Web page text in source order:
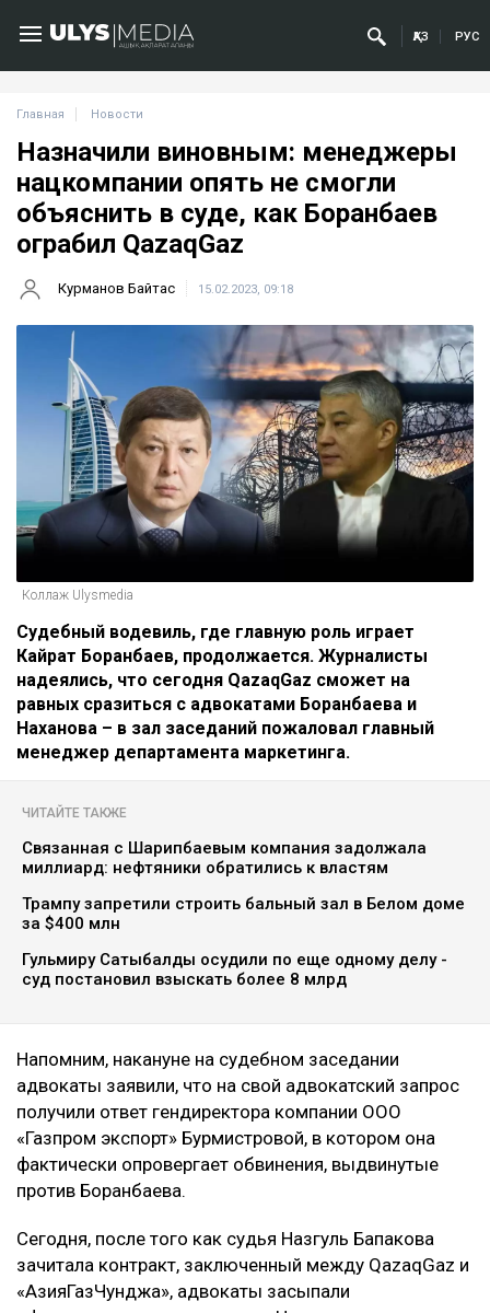
ҚАЗ РУС
Главная Новости
Назначили виновным: менеджеры
нацкомпании опять не смогли
объяснить в суде, как Боранбаев
ограбил QazaqGaz
Курманов Байтас 15.02.2023, 09:18
Коллаж Ulysmedia
Судебный водевиль, где главную роль играет
Кайрат Боранбаев, продолжается. Журналисты
надеялись, что сегодня QazaqGaz сможет на
равных сразиться с адвокатами Боранбаева и
Наханова – в зал заседаний пожаловал главный
менеджер департамента маркетинга.
ЧИТАЙТЕ ТАКЖЕ
Связанная с Шарипбаевым компания задолжала
миллиард: нефтяники обратились к властям
Трампу запретили строить бальный зал в Белом доме
за $400 млн
Гульмиру Сатыбалды осудили по еще одному делу -
суд постановил взыскать более 8 млрд
Напомним, накануне на судебном заседании
адвокаты заявили, что на свой адвокатский запрос
получили ответ гендиректора компании ООО
«Газпром экспорт» Бурмистровой, в котором она
фактически опровергает обвинения, выдвинутые
против Боранбаева.
Сегодня, после того как судья Назгуль Бапакова
зачитала контракт, заключенный между QazaqGaz и
«АзияГазЧунджа», адвокаты засыпали